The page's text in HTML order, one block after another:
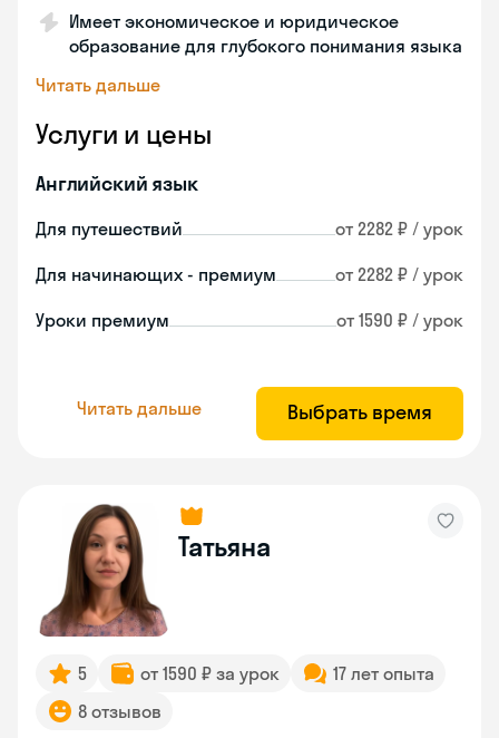
Имеет экономическое и юридическое
образование для глубокого понимания языка
Читать дальше
Услуги и цены
Английский язык
Для путешествий от 2282 ₽ / урок
Для начинающих - премиум от 2282 ₽ / урок
Уроки премиум от 1590 ₽ / урок
Читать дальше Выбрать время
Татьяна
5 от 1590 ₽ за урок
17 лет опыта
8 отзывов